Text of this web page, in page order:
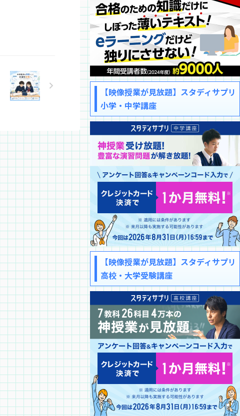
【映像授業が見放題】スタディサプリ
小学・中学講座
【映像授業が見放題】スタディサプリ
高校・大学受験講座